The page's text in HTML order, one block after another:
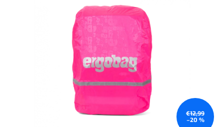
hviezdičiek.
€12,99
–20 %